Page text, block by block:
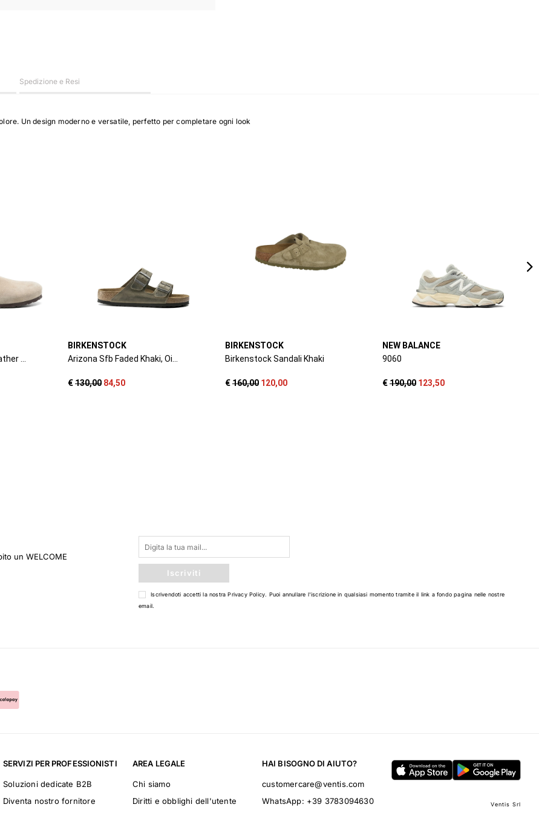
Spedizione e Resi
Un design moderno e versatile, perfetto per completare ogni look
un WELCOME
Iscriviti
Iscrivendoti accetti la nostraPrivacy Policy. Puoi annullare l'iscrizione in qualsiasi momento tramite il link a fondo pagina nelle nostre
email.
SERVIZI PER PROFESSIONISTI
Soluzioni dedicate B2B
Diventa nostro fornitore
AREA LEGALE
Chi siamo
Diritti e obblighi dell'utente
HAI BISOGNO DI AIUTO?
customercare@ventis.com
WhatsApp: +39 3783094630 Ventis Srl